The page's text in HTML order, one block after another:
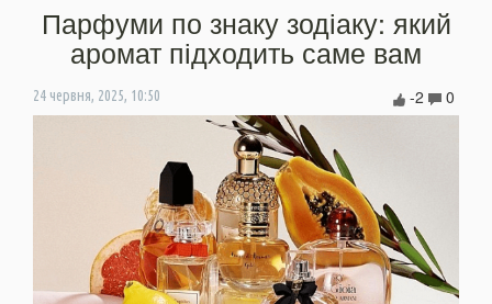
Парфуми по знаку зодіаку: який
аромат підходить саме вам
24 червня, 2025, 10:50 0
-2